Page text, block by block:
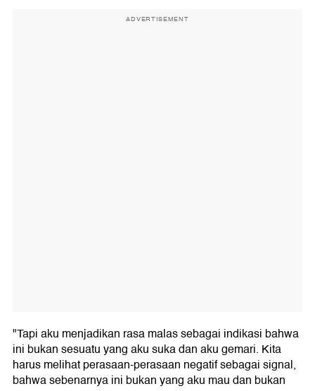
ADVERTISEMENT
"Tapi aku menjadikan rasa malas sebagai indikasi bahwa
ini bukan sesuatu yang aku suka dan aku gemari. Kita
harus melihat perasaan-perasaan negatif sebagai signal,
bahwa sebenarnya ini bukan yang aku mau dan bukan